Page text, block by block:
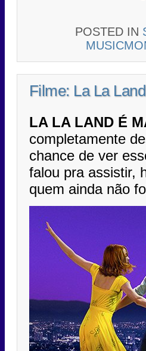
POSTED IN
Filme: La La Land
LA LA LAND É
completamente
chance de ver
falou pra assistir,
quem ainda não